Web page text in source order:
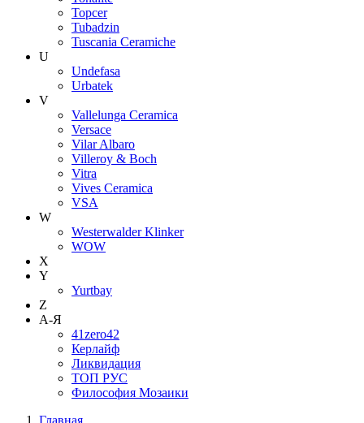
Topcer
Tubadzin
Tuscania Ceramiche
U
Undefasa
Urbatek
V
Vallelunga Ceramica
Versace
Vilar Albaro
Villeroy & Boch
Vitra
Vives Ceramica
VSA
W
Westerwalder Klinker
WOW
X
Y
Yurtbay
Z
А-Я
41zero42
Керлайф
Ликвидация
ТОП РУС
Философия Мозаики
Главная